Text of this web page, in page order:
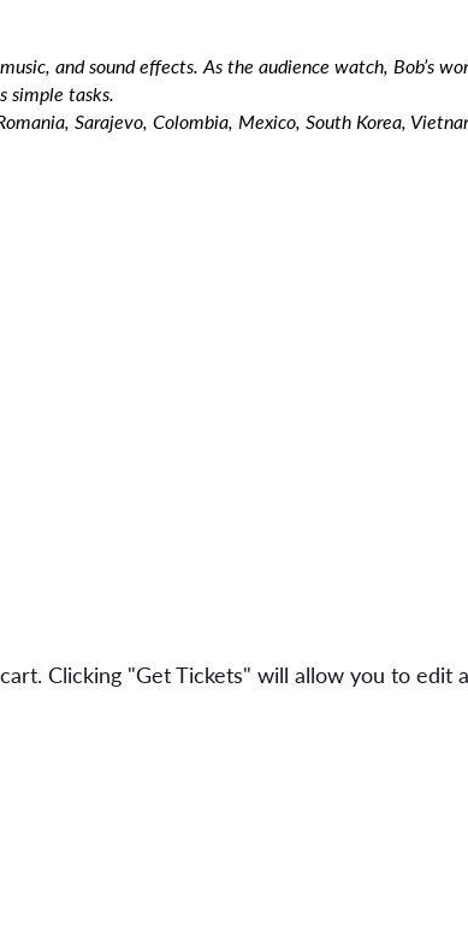
and sound effects. As the audience watch, Bob’s
simple tasks.
Sarajevo, Colombia, Mexico, South Korea,
Clicking "Get Tickets" will allow you to edit